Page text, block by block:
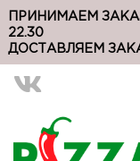
ПРИНИМАЕМ
22.30
ДОСТАВЛЯЕМ